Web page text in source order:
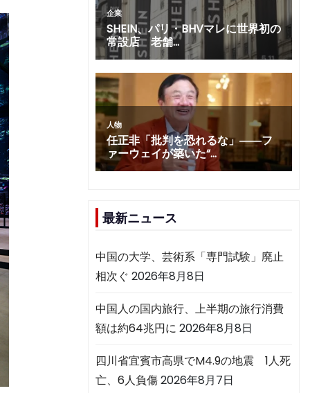
最新ニュース
中国の大学、芸術系「専門試験」廃止
相次ぐ 2026年8月8日
中国人の国内旅行、上半期の旅行消費
額は約64兆円に 2026年8月8日
四川省宜賓市高県でM4.9の地震 1人死
亡、6人負傷2026年8月7日